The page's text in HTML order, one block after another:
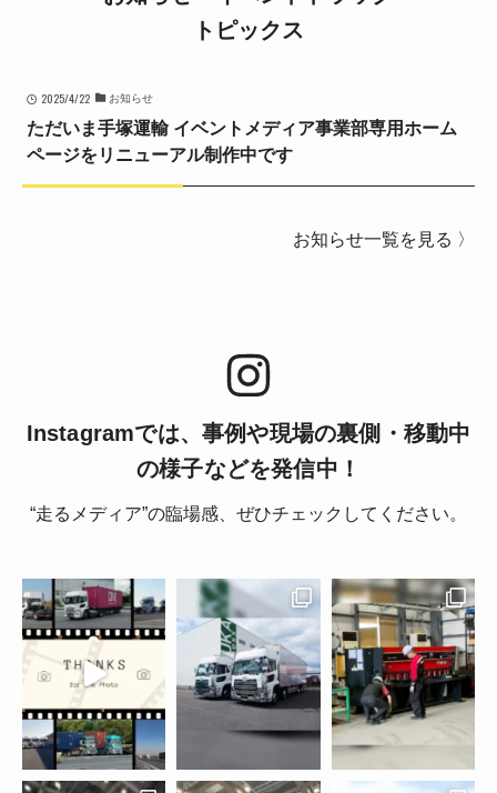
トピックス
2025/4/22 お知らせ
ただいま手塚運輸 イベントメディア事業部専用ホーム
ページをリニューアル制作中です
お知らせ一覧を見る 〉
Instagramでは、事例や現場の裏側・移動中
の様子などを発信中！
“走るメディア”の臨場感、ぜひチェックしてください。